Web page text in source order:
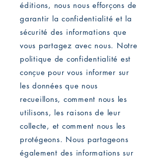
éditions, nous nous efforçons de
garantir la confidentialité et la
sécurité des informations que
vous partagez avec nous. Notre
politique de confidentialité est
conçue pour vous informer sur
les données que nous
recueillons, comment nous les
utilisons, les raisons de leur
collecte, et comment nous les
protégeons. Nous partageons
également des informations sur